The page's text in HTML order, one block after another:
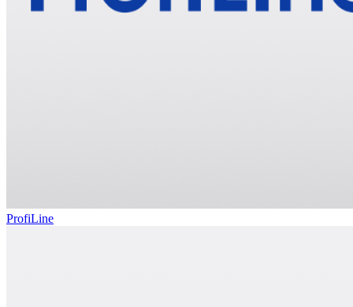
ProfiLine